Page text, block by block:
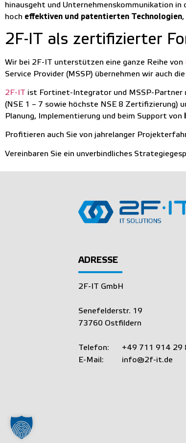
hinausgeht und Unternehmenskommunikation in
hoch effektiven und patentierten Technologien
2F-IT als zertifizierter
Wir bei 2F-IT unterstützen eine ganze Reihe von
Service Provider (MSSP) übernehmen wir auch die
2F-IT ist Fortinet-Integrator und MSSP-Partner
(NSE 1 – 7 sowie höchste NSE 8 Zertifizierung)
Planung, Implementierung und beim Support von
Profitieren auch Sie von jahrelanger
Vereinbaren Sie ein unverbindliches
ADRESSE
2F-IT GmbH
Senefelderstr. 19
73760 Ostfildern
Telefon:
+49 711 914 29
E-Mail:
info@2f-it.de